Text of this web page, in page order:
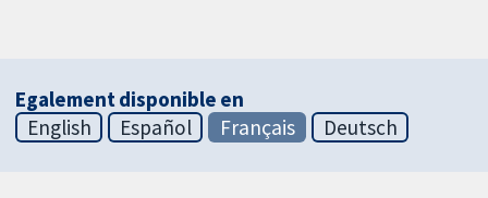
Egalement disponible en
English
Español Français Deutsch